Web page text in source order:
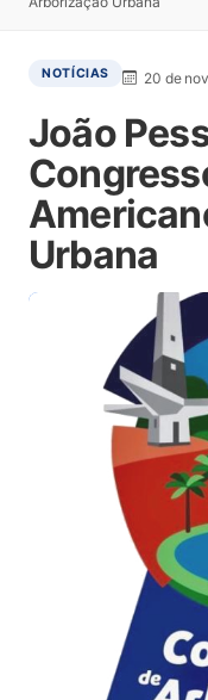
NOTÍCIAS 20 de
João
Urbana